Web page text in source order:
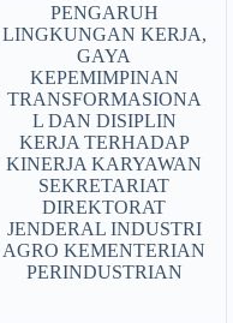
PENGARUH
LINGKUNGAN KERJA,
GAYA
KEPEMIMPINAN
TRANSFORMASIONA
L DAN DISIPLIN
KERJA TERHADAP
KINERJA KARYAWAN
SEKRETARIAT
DIREKTORAT
JENDERAL INDUSTRI
AGRO KEMENTERIAN
PERINDUSTRIAN